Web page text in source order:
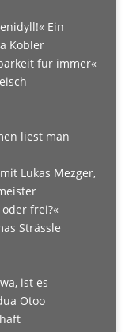
Ein
Kobler
für immer«
liest man
Lukas Mezger,
oder frei?«
Strässle
ist es
Otoo